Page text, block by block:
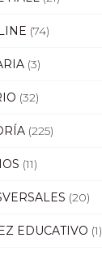
(74)
(3)
(32)
(225)
(11)
(20)
EDUCATIVO (1)